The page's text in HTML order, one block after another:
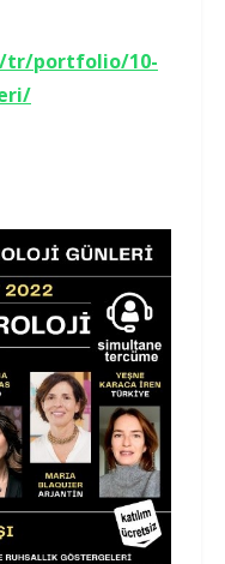
tr/portfolio/10-